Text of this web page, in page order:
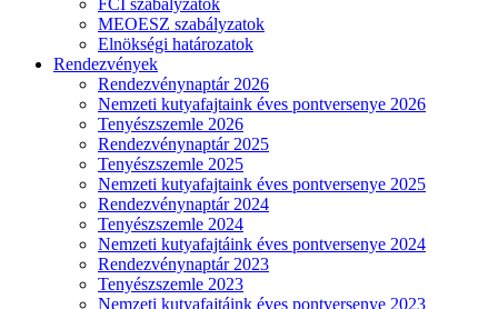
FCI szabályzatok
MEOESZ szabályzatok
Elnökségi határozatok
Rendezvények
Rendezvénynaptár 2026
Nemzeti kutyafajtaink éves pontversenye 2026
Tenyészszemle 2026
Rendezvénynaptár 2025
Tenyészszemle 2025
Nemzeti kutyafajtaink éves pontversenye 2025
Rendezvénynaptár 2024
Tenyészszemle 2024
Nemzeti kutyafajtáink éves pontversenye 2024
Rendezvénynaptár 2023
Tenyészszemle 2023
Nemzeti kutyafajtáink éves pontversenye 2023